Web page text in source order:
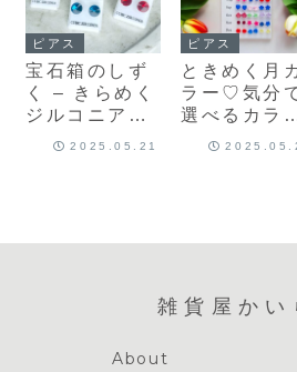
売
売
ピアス
宝石箱のしず
く – きらめく
ジルコニアピ
アス
2025.05.21
ピアス
ときめく月
ラー♡気分
選べるカラ
ル誕生石風ピ
雑貨屋かい
About